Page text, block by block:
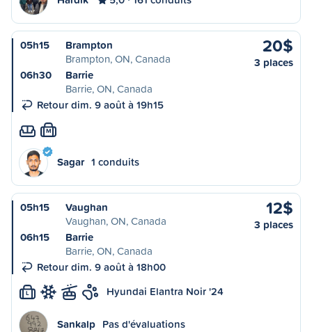
05h15
Brampton
Brampton, ON, Canada
06h30
Barrie
Barrie, ON, Canada
Retour dim. 9 août à 19h15
20$
3 places
M
Sagar 1 conduits
05h15
Vaughan
Vaughan, ON, Canada
06h15
Barrie
Barrie, ON, Canada
Retour dim. 9 août à 18h00
12$
3 places
L Hyundai Elantra Noir '24
Sankalp Pas d'évaluations